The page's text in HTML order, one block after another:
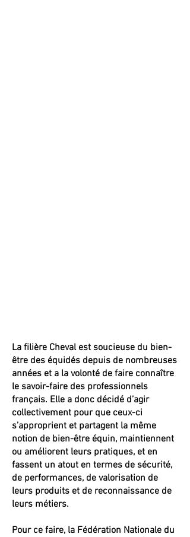
La filière Cheval est soucieuse du bien-
être des équidés depuis de nombreuses
années et a la volonté de faire connaître
le savoir-faire des professionnels
français. Elle a donc décidé d’agir
collectivement pour que ceux-ci
s’approprient et partagent la même
notion de bien-être équin, maintiennent
ou améliorent leurs pratiques, et en
fassent un atout en termes de sécurité,
de performances, de valorisation de
leurs produits et de reconnaissance de
leurs métiers.
Pour ce faire, la Fédération Nationale du